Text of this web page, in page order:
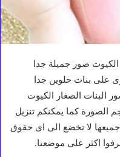
صور جميلة جدا
على بنات حلوين جدا
الصغار الكيوت
الصورة كما يمكنكم تنزيل
لا تخضع الى اى حقوق
اكثر على موضعنا.